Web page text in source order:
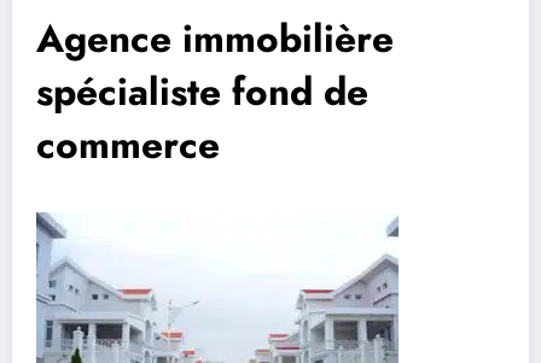
Agence immobilière
spécialiste fond de
commerce